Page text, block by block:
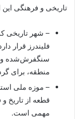
تاریخی و فرهنگی این
– شهر تاریخی
فلیندرز قرار
سنگفرش‌شده و
منطقه، برای
قطعه از تاریخ
مهمی است.